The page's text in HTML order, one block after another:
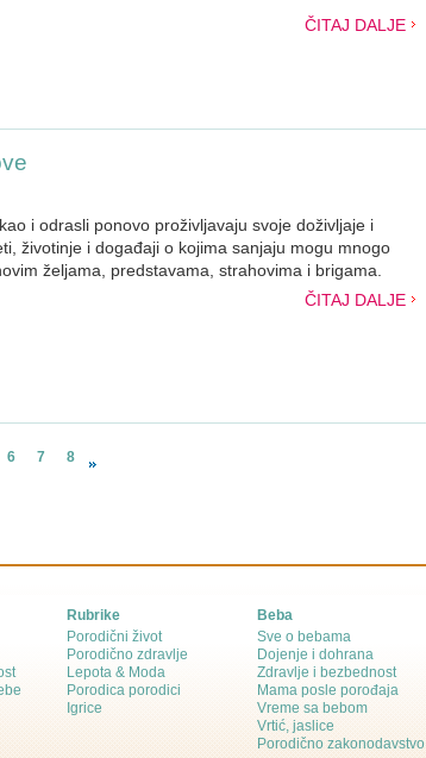
ČITAJ DALJE
i odrasli ponovo proživljavaju svoje doživljaje i
životinje i događaji o kojima sanjaju mogu mnogo
željama, predstavama, strahovima i brigama.
ČITAJ DALJE
6 7 8
Rubrike
Porodični život
Porodično zdravlje
Lepota & Moda
Porodica porodici
Igrice
Beba
Sve o bebama
Dojenje i dohrana
Zdravlje i bezbednost
Mama posle porođaja
Vreme sa bebom
Vrtić, jaslice
Porodično zakonodavstvo